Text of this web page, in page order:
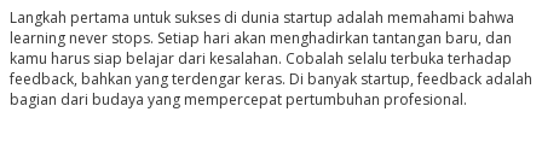
Langkah pertama untuk sukses di dunia startup adalah memahami bahwa
learning never stops. Setiap hari akan menghadirkan tantangan baru, dan
kamu harus siap belajar dari kesalahan. Cobalah selalu terbuka terhadap
feedback, bahkan yang terdengar keras. Di banyak startup, feedback adalah
bagian dari budaya yang mempercepat pertumbuhan profesional.